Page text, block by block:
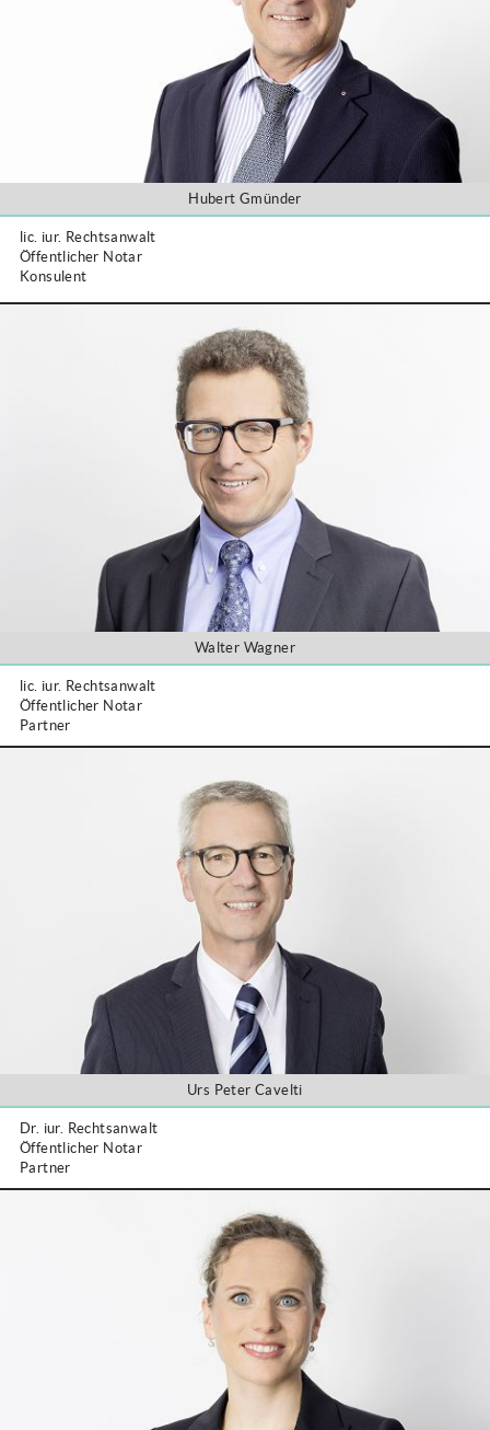
Hubert Gmünder
lic. iur. Rechtsanwalt
Öffentlicher Notar
Konsulent
Walter Wagner
lic. iur. Rechtsanwalt
Öffentlicher Notar
Partner
Urs Peter Cavelti
Dr. iur. Rechtsanwalt
Öffentlicher Notar
Partner